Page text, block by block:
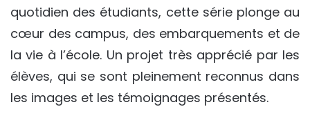
quotidien des étudiants, cette série plonge au
cœur des campus, des embarquements et de
la vie à l’école. Un projet très apprécié par les
élèves, qui se sont pleinement reconnus dans
les images et les témoignages présentés.